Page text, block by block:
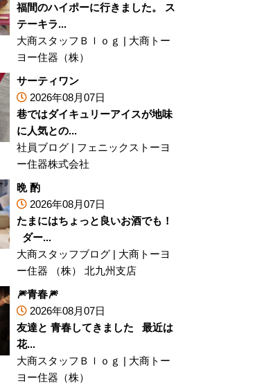
福間のハイポーに行きました。 ス
テーキラ...
大商スタッフＢｌｏｇ | 大商トー
ヨー住器（株）
サーティワン
2026年08月07日
巷ではダイキュリーアイスが地味
に人気との...
社員ブログ | フェニックストーヨ
ー住器株式会社
晩 酌
2026年08月07日
たまにはちょっと良いお酒でも！
ダー...
大商スタッフブログ | 大商トーヨ
ー住器 （株） 北九州支店
🎆青春🎆
2026年08月07日
友達と 青春してきました 最近は
花...
大商スタッフＢｌｏｇ | 大商トー
ヨー住器（株）